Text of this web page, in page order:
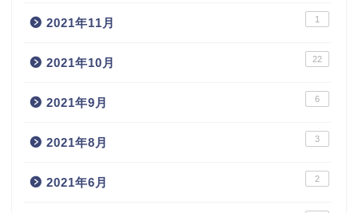
2021年11月 1
2021年10月 22
2021年9月 6
2021年8月 3
2021年6月 2